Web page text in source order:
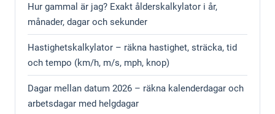
Hur gammal är jag? Exakt ålderskalkylator i år,
månader, dagar och sekunder
Hastighetskalkylator – räkna hastighet, sträcka, tid
och tempo (km/h, m/s, mph, knop)
Dagar mellan datum 2026 – räkna kalenderdagar och
arbetsdagar med helgdagar